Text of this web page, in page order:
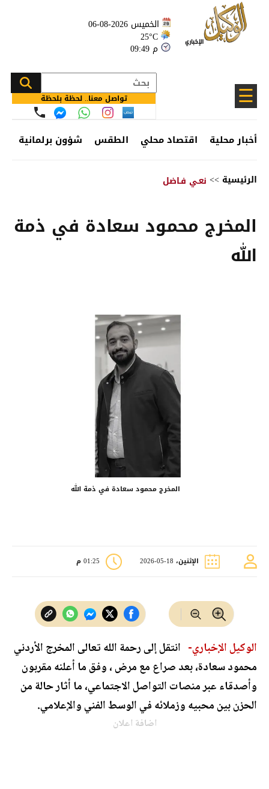
الخميس 2026-08-06
25°C
09:49 م
☰ تواصل معنا.. لحظة بلحظة
أخبار محلية اقتصاد محلي الطقس شؤون برلمانية
الرئيسية >> نعـي فـاضل
المخرج محمود سعادة في ذمة
الله
المخرج محمود سعادة في ذمة الله
الإثنين، 18-05-2026 01:25 م
الوكيل الإخباري- انتقل إلى رحمة الله تعالى المخرج الأردني
محمود سعادة، بعد صراع مع مرض ، وفق ما أعلنه مقربون
وأصدقاء عبر منصات التواصل الاجتماعي، ما أثار حالة من
الحزن بين محبيه وزملائه في الوسط الفني والإعلامي.
اضافة اعلان